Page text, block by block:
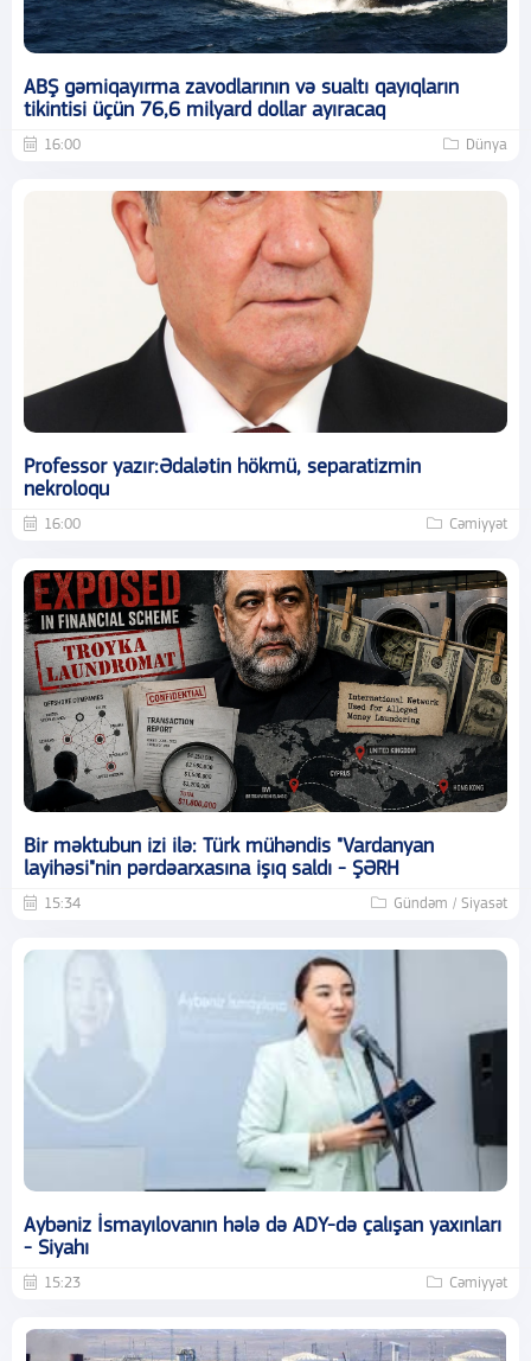
ABŞ gəmiqayırma zavodlarının və sualtı qayıqların
tikintisi üçün 76,6 milyard dollar ayıracaq
16:00 Dünya
Professor yazır:Ədalətin hökmü, separatizmin
nekroloqu
16:00 Cəmiyyət
Bir məktubun izi ilə: Türk mühəndis "Vardanyan
layihəsi"nin pərdəarxasına işıq saldı - ŞƏRH
15:34 Gündəm / Siyasət
Aybəniz İsmayılovanın hələ də ADY-də çalışan yaxınları
- Siyahı
15:23 Cəmiyyət